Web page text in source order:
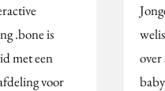
.bone is
met een
voor
over